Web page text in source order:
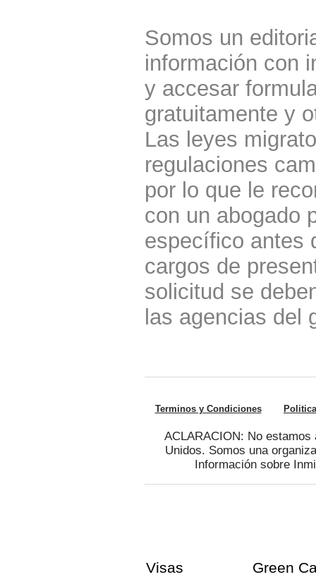
Somos un
información con
y accesar
gratuitamente y
Las leyes
regulaciones
por lo que le
con un abogado
específico antes
cargos de
solicitud se
las agencias del
Terminos y Condiciones
ACLARACION: No
Unidos. Somos una
Información sobre
Visas
Green